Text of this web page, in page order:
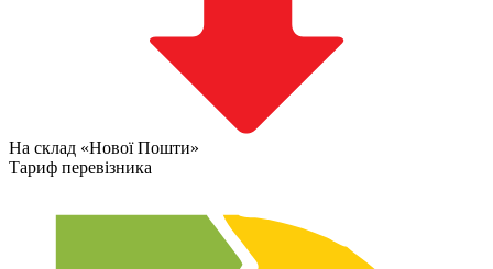
На склад «Нової Пошти»
Тариф перевізника